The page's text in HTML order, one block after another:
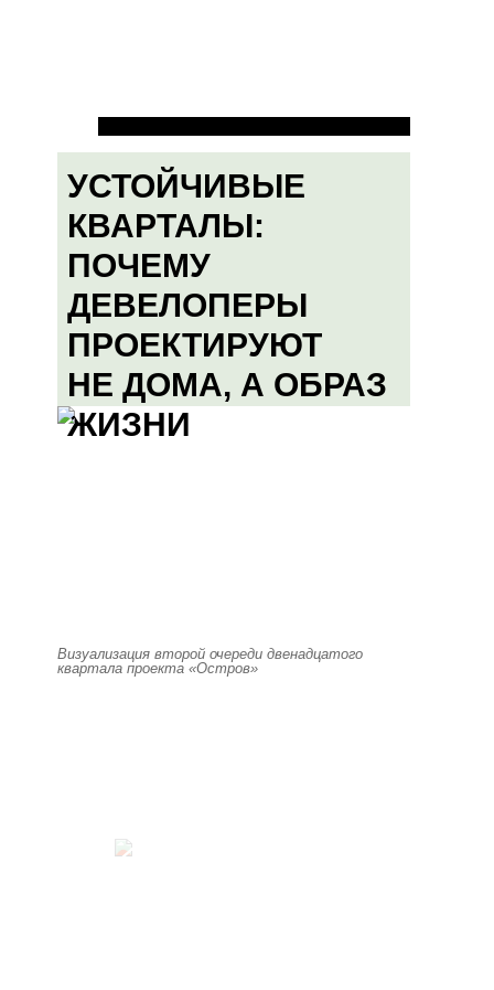
УСТОЙЧИВЫЕ
КВАРТАЛЫ:
ПОЧЕМУ
ДЕВЕЛОПЕРЫ
ПРОЕКТИРУЮТ
НЕ ДОМА, А ОБРАЗ
ЖИЗНИ
Визуализация второй очереди двенадцатого
квартала проекта «Остров»